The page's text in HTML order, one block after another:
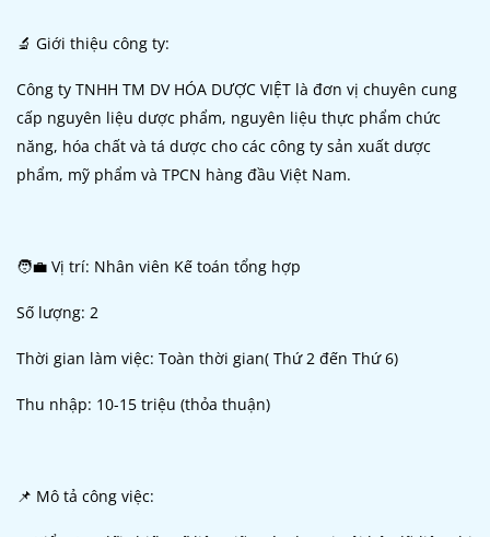
🔬 Giới thiệu công ty:
Công ty TNHH TM DV HÓA DƯỢC VIỆT là đơn vị chuyên cung
cấp nguyên liệu dược phẩm, nguyên liệu thực phẩm chức
năng, hóa chất và tá dược cho các công ty sản xuất dược
phẩm, mỹ phẩm và TPCN hàng đầu Việt Nam.
🧑‍💼 Vị trí: Nhân viên Kế toán tổng hợp
Số lượng: 2
Thời gian làm việc: Toàn thời gian( Thứ 2 đến Thứ 6)
Thu nhập: 10-15 triệu (thỏa thuận)
📌 Mô tả công việc: